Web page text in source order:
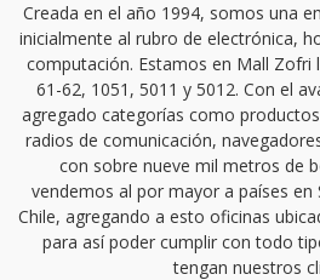
Creada en el año 1994, somos una
inicialmente al rubro de electrónica,
computación. Estamos en Mall Zofri
61-62, 1051, 5011 y 5012. Con el
agregado categorías como
radios de comunicación,
con sobre nueve mil metros de
vendemos al por mayor a países en
Chile, agregando a esto oficinas
para así poder cumplir con todo
tengan nuestros